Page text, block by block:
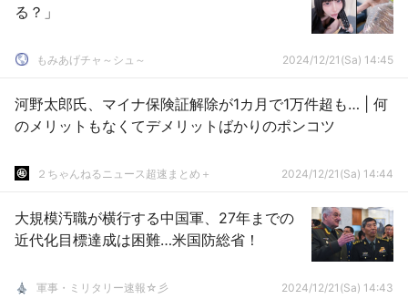
る？」
もみあげチャ～シュ～ 2024/12/21(Sa) 14:45
河野太郎氏、マイナ保険証解除が1カ月で1万件超も… | 何
のメリットもなくてデメリットばかりのポンコツ
２ちゃんねるニュース超速まとめ＋ 2024/12/21(Sa) 14:44
大規模汚職が横行する中国軍、27年までの
近代化目標達成は困難…米国防総省！
軍事・ミリタリー速報☆彡 2024/12/21(Sa) 14:43